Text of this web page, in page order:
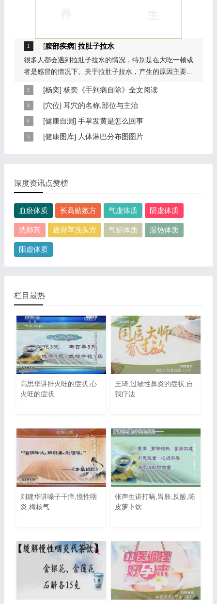
[腹部疾病] 拉肚子拉水
很多人都会遇到拉肚子拉水的情况，特别是在大吃一顿或
者是感冒的情况下。关于拉肚子拉水，产生的原因主要是
因为饮食问题，或者是因为肠胃问题。本页包...
[杨奕] 杨奕《手到病自除》全文阅读
本页提供杨奕手到病自除全文阅读。包括完整目录、共计
6大章，66个小节的详细内容。涉及到全身的各个反射
区，以及自然疗法、反射区疗法、食疗等。另外...
[穴位] 耳穴的名称,部位与主治
耳穴在耳郭的分布有一定规律，耳穴在耳郭的分布犹如一
个倒置在子宫内的胎儿，头部朝下，臀部朝上。其分布的
规律是，与面颊相应的穴位在耳垂；与上肢相...
[健康自测] 手掌发黄是怎么回事
手掌发黄，一般是血管内血液不充盈或是皮肤营养不良的
[健康图库] 人体淋巴分布图图片
深度资讯点赞榜
血瘀体质 长高贴敷方 气虚体质 阴虚体质
洗肺茶 透骨草洗头方 气郁体质 湿热体质
阳虚体质
栏目最热
高思华讲肝火旺的症状,心
火旺的症状
王琦,过敏性鼻炎的症状,自
我疗法
刘建华讲嗓子干痒,慢性咽
炎,梅核气
张声生讲打嗝,胃胀,反酸,陈
皮萝卜饮